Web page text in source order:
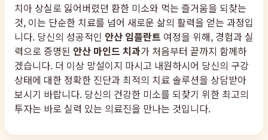
치아 상실로 잃어버렸던 환한 미소와 먹는 즐거움을 되찾는
것, 이는 단순한 치료를 넘어 새로운 삶의 활력을 얻는 과정입
니다. 당신의 성공적인 안산 임플란트 여정을 위해, 경험과 실
력으로 증명된 안산 마인드 치과가 처음부터 끝까지 함께하
겠습니다. 더 이상 망설이지 마시고 내원하시어 당신의 구강
상태에 대한 정확한 진단과 최적의 치료 솔루션을 상담받아
보시기 바랍니다. 당신의 건강한 미소를 되찾기 위한 최고의
투자는 바로 실력 있는 의료진을 만나는 것입니다.